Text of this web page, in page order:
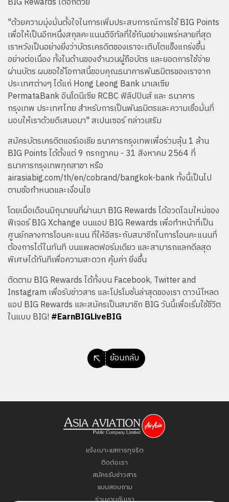
"ด้วยความมุ่งมั่นตั้งใจในการเพิ่มประสบการณ์การใช้ BIG Points
เพื่อให้เป็นอีกหนึ่งสกุลคะแนนดิจิทัลที่ใช้กันอย่างแพร่หลายที่สุด
เราหวังเป็นอย่างยิ่งว่าบัตรเครดิตของเราจะเติบโตแข็งแกร่งขึ้น
อย่างต่อเนื่อง ทั้งในด้านของจำนวนผู้ถือบัตร และยอดการใช้จ่าย
ผ่านบัตร ผมขอใช้โอกาสนี้ขอบคุณธนาคารพันธมิตรของเราจาก
ประเทศต่างๆ ได้แก่ Hong Leong Bank มาเลเซีย
PermataBank อินโดนีเซีย RCBC ฟิลิปปินส์ และ ธนาคาร
กรุงเทพ ประเทศไทย สำหรับการเป็นพันธมิตรและความเชื่อมั่นที่
มอบให้เราด้วยดีเสมอมา" สเปนเซอร์ กล่าวเสริม
สมัครบัตรเครดิตแอร์เอเชีย ธนาคารกรุงเทพเพื่อร่วมลุ้น 1 ล้าน
BIG Points ได้ตั้งแต่ 9 กรกฎาคม - 31 สิงหาคม 2564 ที่
ธนาคารกรุงเทพทุกสาขา หรือ
airasiabig.com/th/en/cobrand/bangkok-bank ทั้งนี้เป็นไป
ตามข้อกำหนดและเงื่อนไข
โดยเมื่อเดือนมิถุนายนที่ผ่านมา BIG Rewards ได้อวดโฉมใหม่ของ
ฟีเจอร์ BIG Xchange บนแอป BIG Rewards เพื่อทำหน้าที่เป็น
ศูนย์กลางการโอนคะแนน ที่ให้อิสระกับสมาชิกในการโอนคะแนนที่
ต้องการได้ในทันที บนแพลตฟอร์มเดียว และสามารถแลกดีลสุด
พิเศษได้ทันทีเพื่อความสะดวก คุ้มค่า ยิ่งขึ้น
ติดตาม BIG Rewards ได้ทั้งบนFacebook, Twitterand
Instagram เพื่อรับข่าวสาร และโปรโมชั่นล่าสุดของเรา ดาวน์โหลด
แอป BIG Rewards และสมัครเป็นสมาชิก BIG วันนี้เพื่อเริ่มใช้ชีวิต
ในแบบ BIG! #EarnBIGLiveBIG
ย้อนกลับ
แจ้งเบาะแสการทุจริต
ติดต่อเรา
สมัครรับข่าวสาร
แบบสอบถาม
ร่วมงานกับเรา